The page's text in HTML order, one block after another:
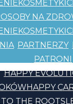
KOSMETYKI
NA
KOSMETYKI
PARTNERZY
PATRONI
HAPPY
HAPPY
TO THE ROOTS